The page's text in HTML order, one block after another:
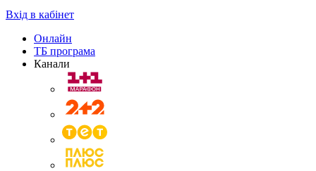
Вхід в кабінет
Онлайн
ТБ програма
Канали